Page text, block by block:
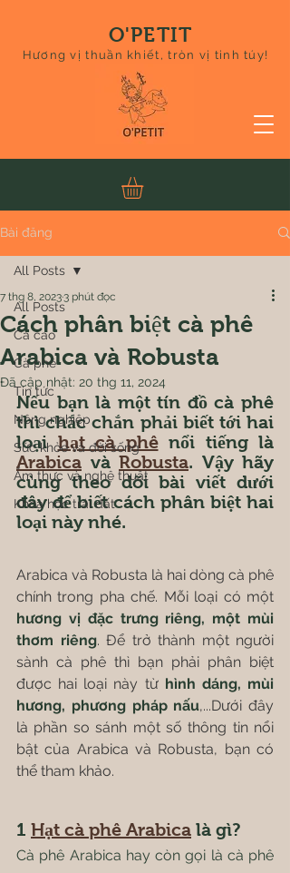
O'PETIT
Hương vị thuần khiết, tròn vị tinh túy!
Bài đăng
All Posts
Ca cao
Cà phê
Tin tức
Nông nghiệp
Sức khỏe và đời sống
Ẩm thực và nghệ thuật
Khoa học trái đất
All Posts
Cách phân biệt cà phê
Arabica và Robusta
7 thg 8, 20233 phút đọc
Đã cập nhật: 20 thg 11, 2024
Nếu bạn là một tín đồ cà phê
thì chắc chắn phải biết tới hai
loại hạt cà phê
Arabica và Robusta. Vậy hãy
cùng theo dõi bài viết dưới
đây để biết cách phân biệt hai
loại này nhé.
Arabica và Robusta là hai dòng cà phê
hương vị đặc trưng riêng, một mùi
thơm riêng. Để trở thành một người
sành cà phê thì bạn phải phân biệt
được hai loại này từ hình dáng, mùi
hương, phương pháp nấu,...Dưới đây
là phần so sánh một số thông tin nổi
bật của Arabica và Robusta, bạn có
thể tham khảo.
1 Hạt cà phê Arabica là gì?
Cà phê Arabica hay còn gọi là cà phê